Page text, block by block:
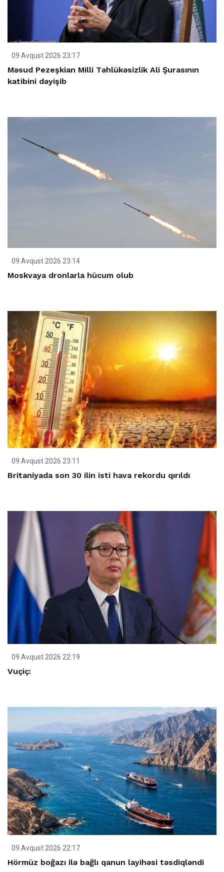
09 Avqust 2026 23:17
Məsud Pezeşkian Milli Təhlükəsizlik Ali Şurasının
katibini dəyişib
09 Avqust 2026 23:14
Moskvaya dronlarla hücum olub
09 Avqust 2026 23:11
Britaniyada son 30 ilin isti hava rekordu qırıldı
09 Avqust 2026 22:19
Vuçiç:
09 Avqust 2026 22:17
Hörmüz boğazı ilə bağlı qanun layihəsi təsdiqləndi